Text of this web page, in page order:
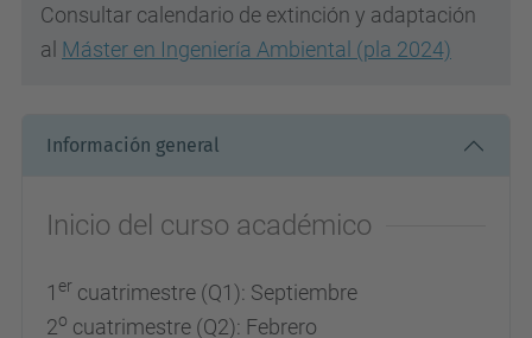
Consultar calendario de extinción y adaptación
al Máster en Ingeniería Ambiental (pla 2024)
Información general
Inicio del curso académico
1 er cuatrimestre (Q1): Septiembre
2o cuatrimestre (Q2): Febrero